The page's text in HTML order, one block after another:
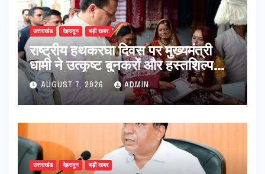
उत्तराखंड देहरादून बड़ी खबर
राष्ट्रीय हथकरघा दिवस पर मुख्यमंत्री
धामी ने उत्कृष्ट बुनकरों और हस्तशिल्प
कारीगरों को किया सम्मानित
AUGUST 7, 2026 ADMIN
उत्तराखंड देहरादून बड़ी खबर